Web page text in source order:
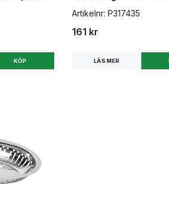
Artikelnr: P317435
161 kr
LÄS MER